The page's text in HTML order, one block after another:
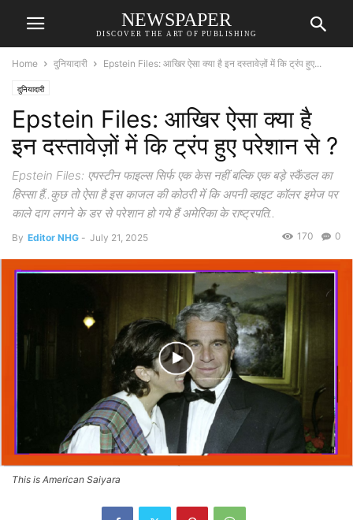
NEWSPAPER
DISCOVER THE ART OF PUBLISHING
Home दुनियादारी Epstein Files: आखिर ऐसा क्या है इन दस्तावेज़ों में कि ट्रंप हुए...
दुनियादारी
Epstein Files: आखिर ऐसा क्या है
इन दस्तावेज़ों में कि ट्रंप हुए परेशान से ?
Epstein Files: एपस्टीन फाइल्स सिर्फ एक केस नहीं बल्कि एक बड़े स्कैंडल का
हिस्सा हैं..कुछ तो ऐसा है इस काजल की कोठरी में कि अपनी व्हाइट कॉलर इमेज पर
काले दाग लगने के डर से परेशान हो गये हैं अमेरिका के राष्ट्रपति..
By Editor NHG - July 21, 2025 0
170
This is American Saiyara